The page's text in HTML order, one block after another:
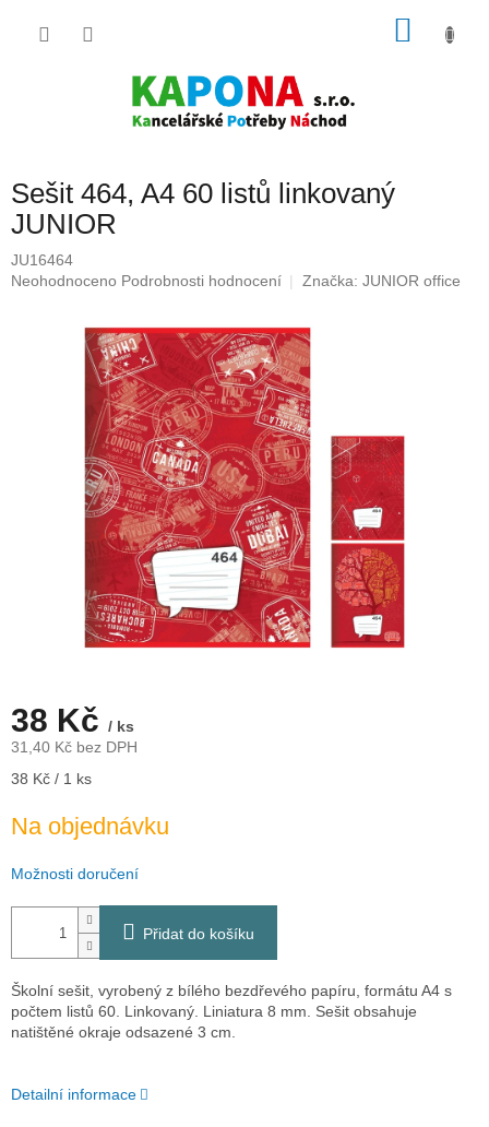
Sešit 464, A4 60 listů linkovaný
JUNIOR
JU16464
Průměrné
Neohodnoceno Podrobnosti hodnocení Značka: JUNIOR office
38 Kč / ks
31,40 Kč bez DPH
Měrná
38 Kč / 1 ks
Na objednávku
Možnosti doručení
Přidat do košíku
Školní sešit, vyrobený z bílého bezdřevého papíru, formátu A4 s
počtem listů 60. Linkovaný. Liniatura 8 mm. Sešit obsahuje
natištěné okraje odsazené 3 cm.
Detailní informace